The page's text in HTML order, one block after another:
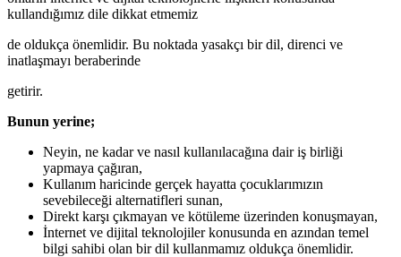
kullandığımız dile dikkat etmemiz
de oldukça önemlidir. Bu noktada yasakçı bir dil, direnci ve
inatlaşmayı beraberinde
getirir.
Bunun yerine;
Neyin, ne kadar ve nasıl kullanılacağına dair iş birliği
yapmaya çağıran,
Kullanım haricinde gerçek hayatta çocuklarımızın
sevebileceği alternatifleri sunan,
Direkt karşı çıkmayan ve kötüleme üzerinden konuşmayan,
İnternet ve dijital teknolojiler konusunda en azından temel
bilgi sahibi olan bir dil kullanmamız oldukça önemlidir.